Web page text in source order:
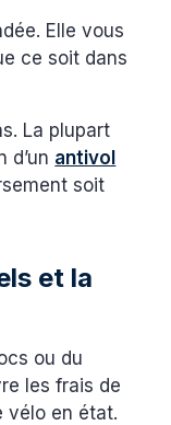
Elle vous
ce soit dans
La plupart
d’un antivol
soit
et la
ou du
les frais de
vélo en état.